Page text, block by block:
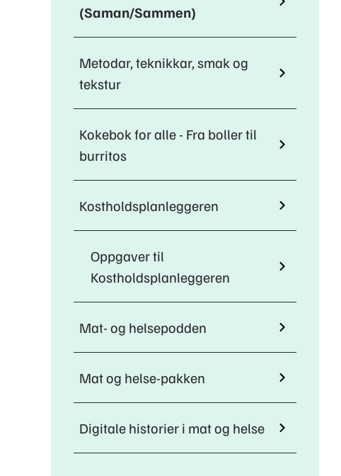
(Saman/Sammen)
Metodar, teknikkar, smak og
tekstur
Kokebok for alle - Fra boller til
burritos
Kostholdsplanleggeren
Oppgaver til
Kostholdsplanleggeren
Mat- og helsepodden
Mat og helse-pakken
Digitale historier i mat og helse